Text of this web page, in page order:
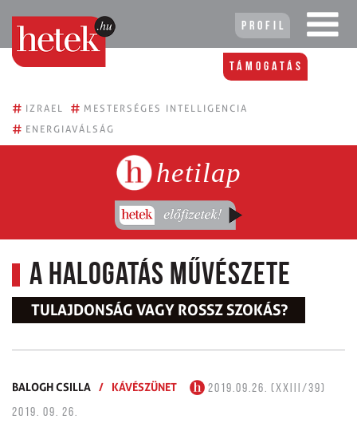
Profil
Támogatás
# IZRAEL # MESTERSÉGES INTELLIGENCIA
# ENERGIAVÁLSÁG
hetilap
A halogatás művészete
TULAJDONSÁG VAGY ROSSZ SZOKÁS?
BALOGH CSILLA / KÁVÉSZÜNET
2019.09.26. (XXIII/39)
2019. 09. 26.